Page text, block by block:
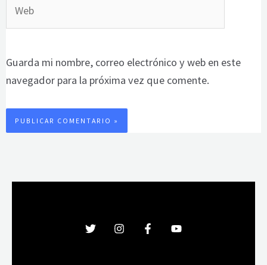
Guarda mi nombre, correo electrónico y web en este
navegador para la próxima vez que comente.